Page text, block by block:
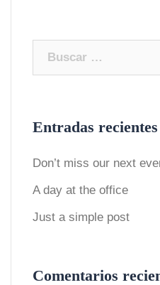
Entradas recientes
Don’t miss our next
A day at the office
Just a simple post
Comentarios